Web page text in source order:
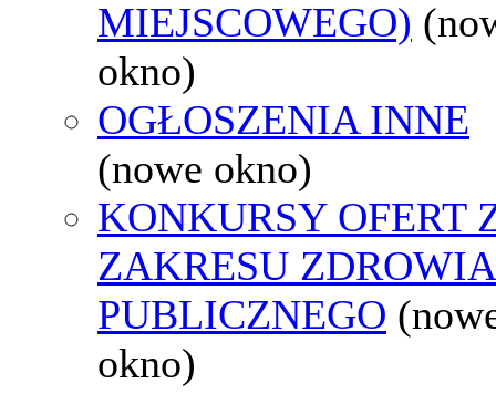
MIEJSCOWEGO)
okno)
OGŁOSZENIA INNE
(nowe okno)
KONKURSY OFERT
ZAKRESU ZDROWIA
PUBLICZNEGO
okno)